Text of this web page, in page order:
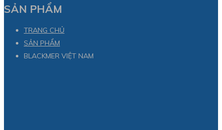
SẢN PHẨM
TRANG CHỦ
SẢN PHẨM
BLACKMER VIỆT NAM